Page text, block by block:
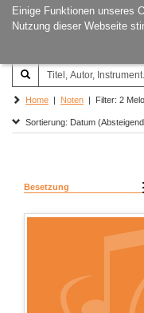
Einige Funktionen unseres
Nutzung dieser Webseite
Hamburg
Home | Noten | Filter: 2
Sortierung: Datum
Besetzung